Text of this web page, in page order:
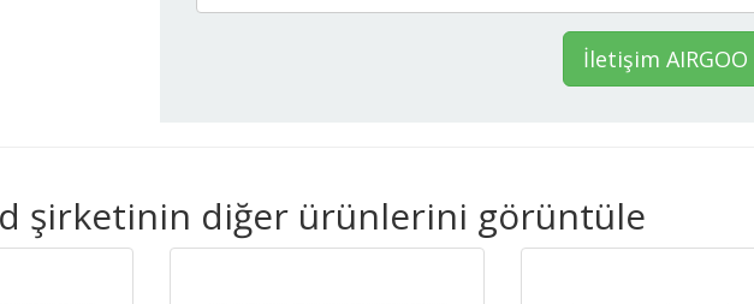
İletişim
şirketinin diğer ürünlerini görüntüle